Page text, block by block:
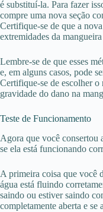
é substituí-la. Para fazer
compre uma nova seção
Certifique-se de que a
extremidades da
Lembre-se de que esses
e, em alguns casos, pode
Certifique-se de escolher o
gravidade do dano na
Teste de Funcionamento
Agora que você consertou
se ela está funcionando
A primeira coisa que você
água está fluindo
saindo ou estiver saindo
completamente aberta e se